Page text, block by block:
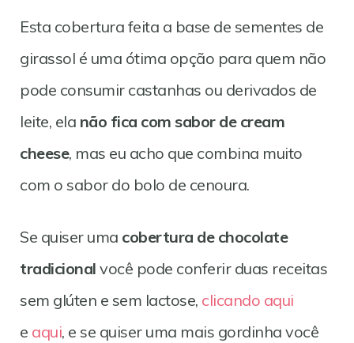
Esta cobertura feita a base de sementes de
girassol é uma ótima opção para quem não
pode consumir castanhas ou derivados de
leite, ela não fica com sabor de cream
cheese, mas eu acho que combina muito
com o sabor do bolo de cenoura.
Se quiser uma cobertura de chocolate
tradicional você pode conferir duas receitas
sem glúten e sem lactose, clicando aqui
e aqui, e se quiser uma mais gordinha você